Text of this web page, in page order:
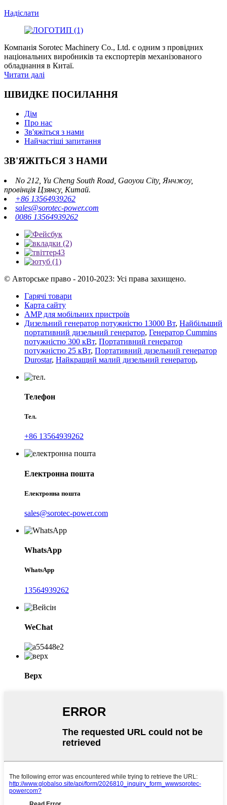
Надіслати
Компанія Sorotec Machinery Co., Ltd. є одним з провідних
національних виробників та експортерів механізованого
обладнання в Китаї.
Читати далі
ШВИДКЕ ПОСИЛАННЯ
Дім
Про нас
Зв'яжіться з нами
Найчастіші запитання
ЗВ'ЯЖІТЬСЯ З НАМИ
No 212, Yu Cheng South Road, Gaoyou City, Янчжоу,
провінція Цзянсу, Китай.
+86 13564939262
sales@sorotec-power.com
0086 13564939262
© Авторське право - 2010-2023: Усі права захищено.
Гарячі товари
Карта сайту
AMP для мобільних пристроїв
Дизельний генератор потужністю 13000 Вт, Найбільший
портативний дизельний генератор, Генератор Cummins
потужністю 300 кВт, Портативний генератор
потужністю 25 кВт, Портативний дизельний генератор
Durostar, Найкращий малий дизельний генератор,
Телефон
Тел.
+86 13564939262
Електронна пошта
Електронна пошта
sales@sorotec-power.com
WhatsApp
WhatsApp
13564939262
WeChat
Верх